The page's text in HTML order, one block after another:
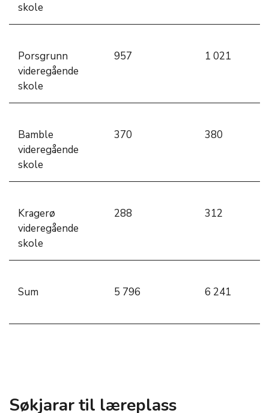
skole
Porsgrunn
videregående
skole
957 1 021
Bamble
videregående
skole
370 380
Kragerø
videregående
skole
288 312
Sum 5 796 6 241
Søkjarar til læreplass